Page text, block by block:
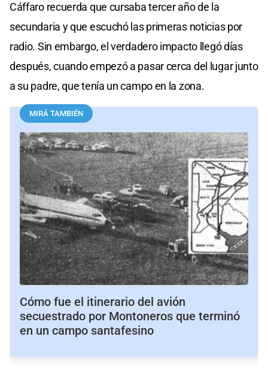
Cáffaro recuerda que cursaba tercer año de la
secundaria y que escuchó las primeras noticias por
radio. Sin embargo, el verdadero impacto llegó días
después, cuando empezó a pasar cerca del lugar junto
a su padre, que tenía un campo en la zona.
MIRÁ TAMBIÉN
Cómo fue el itinerario del avión
secuestrado por Montoneros que terminó
en un campo santafesino